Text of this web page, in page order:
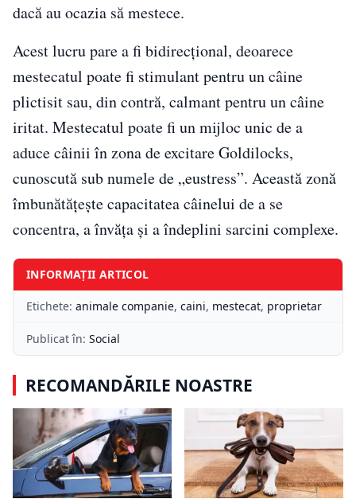
dacă au ocazia să mestece.
Acest lucru pare a fi bidirecțional, deoarece
mestecatul poate fi stimulant pentru un câine
plictisit sau, din contră, calmant pentru un câine
iritat. Mestecatul poate fi un mijloc unic de a
aduce câinii în zona de excitare Goldilocks,
cunoscută sub numele de „eustress”. Această zonă
îmbunătățește capacitatea câinelui de a se
concentra, a învăța și a îndeplini sarcini complexe.
INFORMAȚII ARTICOL
Etichete: animale companie, caini, mestecat, proprietar
Publicat în: Social
RECOMANDĂRILE NOASTRE